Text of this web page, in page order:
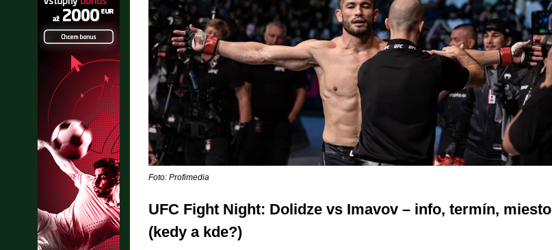
Foto: Profimedia
UFC Fight Night: Dolidze vs Imavov – info, termín, miesto
(kedy a kde?)